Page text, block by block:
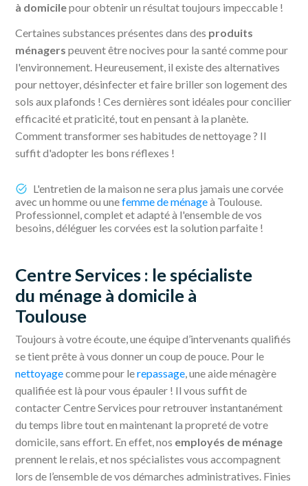
à domicilepour obtenir un résultat toujours impeccable !
Certaines substances présentes dans des produits
ménagers peuvent être nocives pour la santé comme pour
l'environnement. Heureusement, il existe des alternatives
pour nettoyer, désinfecter et faire briller son logement des
sols aux plafonds ! Ces dernières sont idéales pour concilier
efficacité et praticité, tout en pensant à la planète.
Comment transformer ses habitudes de nettoyage ? Il
suffit d'adopter les bons réflexes !
L'entretien de la maison ne sera plus jamais une corvée
avec un homme ou unefemme de ménageà Toulouse.
Professionnel, complet et adapté à l'ensemble de vos
besoins, déléguer les corvées est la solution parfaite !
Centre Services : le spécialiste
du ménage à domicile à
Toulouse
Toujours à votre écoute, une équipe d’intervenants qualifiés
se tient prête à vous donner un coup de pouce. Pour le
nettoyagecomme pour lerepassage, une aide ménagère
qualifiée est là pour vous épauler ! Il vous suffit de
contacter Centre Services pour retrouver instantanément
du temps libre tout en maintenant la propreté de votre
domicile, sans effort. En effet, nos employés de ménage
prennent le relais, et nos spécialistes vous accompagnent
lors de l’ensemble de vos démarches administratives. Finies